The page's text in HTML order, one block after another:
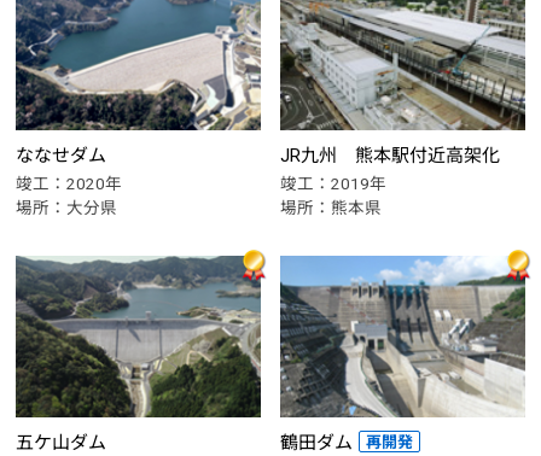
ななせダム
竣工：2020年
場所：大分県
JR九州 熊本駅付近高架化
竣工：2019年
場所：熊本県
五ケ山ダム 鶴田ダム